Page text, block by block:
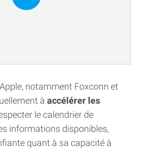
notamment Foxconn et
à accélérer les
le calendrier de
informations disponibles,
quant à sa capacité à